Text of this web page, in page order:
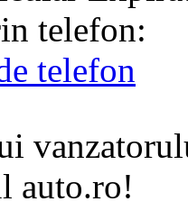
telefon:
telefon
auto.ro!